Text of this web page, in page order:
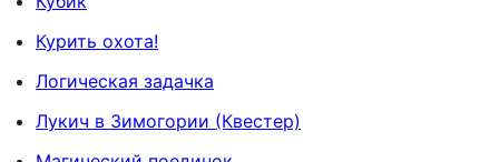
Курить охота!
Логическая задачка
Лукич в Зимогории (Квестер)